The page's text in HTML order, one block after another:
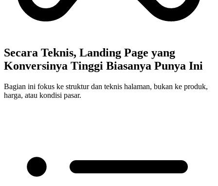
Secara Teknis, Landing Page yang
Konversinya Tinggi Biasanya Punya Ini
Bagian ini fokus ke struktur dan teknis halaman, bukan ke produk,
harga, atau kondisi pasar.